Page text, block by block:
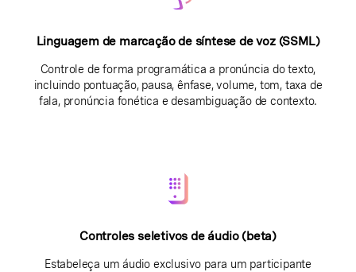
Linguagem de marcação de síntese de voz (SSML)
Controle de forma programática a pronúncia do texto,
incluindo pontuação, pausa, ênfase, volume, tom, taxa de
fala, pronúncia fonética e desambiguação de contexto.
Controles seletivos de áudio (beta)
Estabeleça um áudio exclusivo para um participante